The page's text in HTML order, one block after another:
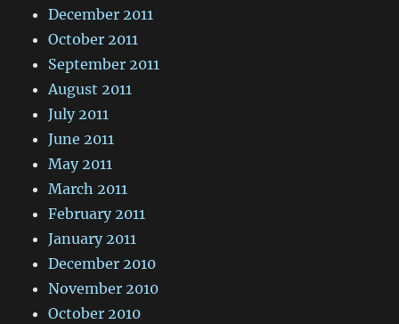
December 2011
October 2011
September 2011
August 2011
July 2011
June 2011
May 2011
March 2011
February 2011
January 2011
December 2010
November 2010
October 2010